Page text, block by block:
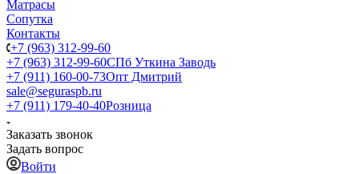
Матрасы
Сопутка
Контакты
+7 (963) 312-99-60
+7 (963) 312-99-60СПб Уткина Заводь
+7 (911) 160-00-73Опт Дмитрий
sale@seguraspb.ru
+7 (911) 179-40-40Розница
Заказать звонок
Задать вопрос
Войти